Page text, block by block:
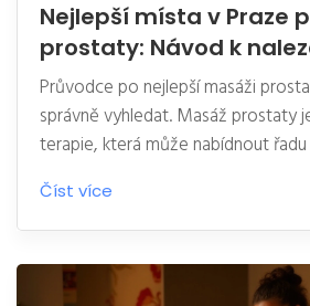
Nejlepší místa v Praze
prostaty: Návod k
Průvodce po nejlepší masáži
správně vyhledat. Masáž prostaty
terapie, která může nabídnout
výhod, pokud je prováděna
mnoho míst nabízejících tuto službu
vědět, jak najít ta nejkvalitnější.
tipy a informace, které vám
místo pro vaše potřeby.
Číst více